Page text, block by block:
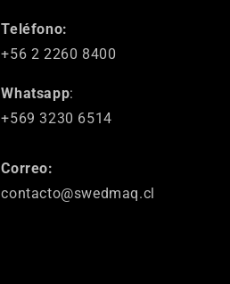
Teléfono:
+56 2 2260 8400
Whatsapp:
+569 3230 6514
Correo:
contacto@swedmaq.cl